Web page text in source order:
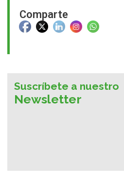
Comparte
Suscríbete a nuestro
Newsletter